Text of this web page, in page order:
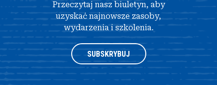
Przeczytaj nasz biuletyn, aby
uzyskać najnowsze zasoby,
wydarzenia i szkolenia.
SUBSKRYBUJ